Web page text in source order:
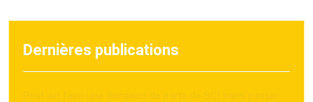
Dernières publications